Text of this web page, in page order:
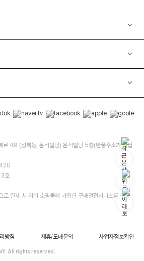
49 (성북동, 운석빌딩) 운석빌딩 5층(반품주소가 아닙
호
로 결제 시 저희 소핑몰에 가입한 구매안전서비스를 이용
방침 제휴/도매문의 사업자정보확인
All rights reserved.